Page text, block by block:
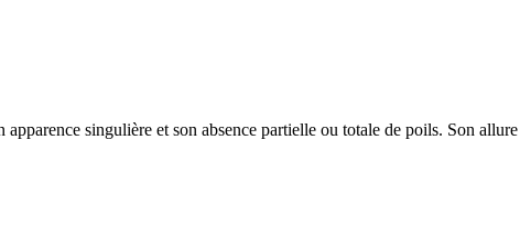
singulière et son absence partielle ou totale de poils. Son